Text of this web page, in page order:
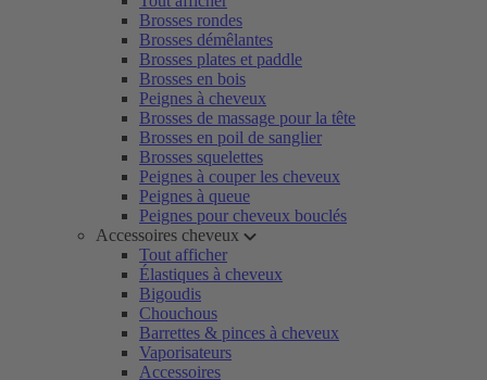
Brosses rondes
Brosses démêlantes
Brosses plates et paddle
Brosses en bois
Peignes à cheveux
Brosses de massage pour la tête
Brosses en poil de sanglier
Brosses squelettes
Peignes à couper les cheveux
Peignes à queue
Peignes pour cheveux bouclés
Accessoires cheveux
Tout afficher
Élastiques à cheveux
Bigoudis
Chouchous
Barrettes & pinces à cheveux
Vaporisateurs
Accessoires